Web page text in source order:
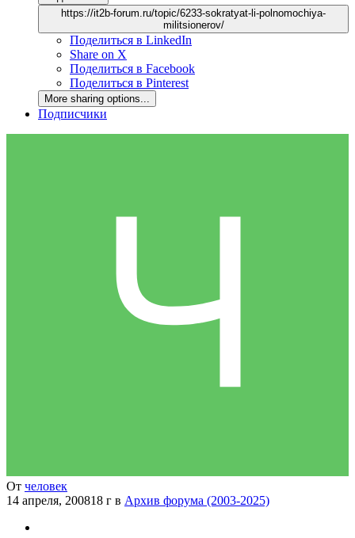
https://it2b-forum.ru/topic/6233-sokratyat-li-polnomochiya-
militsionerov/
Поделиться в LinkedIn
Share on X
Поделиться в Facebook
Поделиться в Pinterest
More sharing options...
Подписчики
От человек
14 апреля, 200818 г в Архив форума (2003-2025)